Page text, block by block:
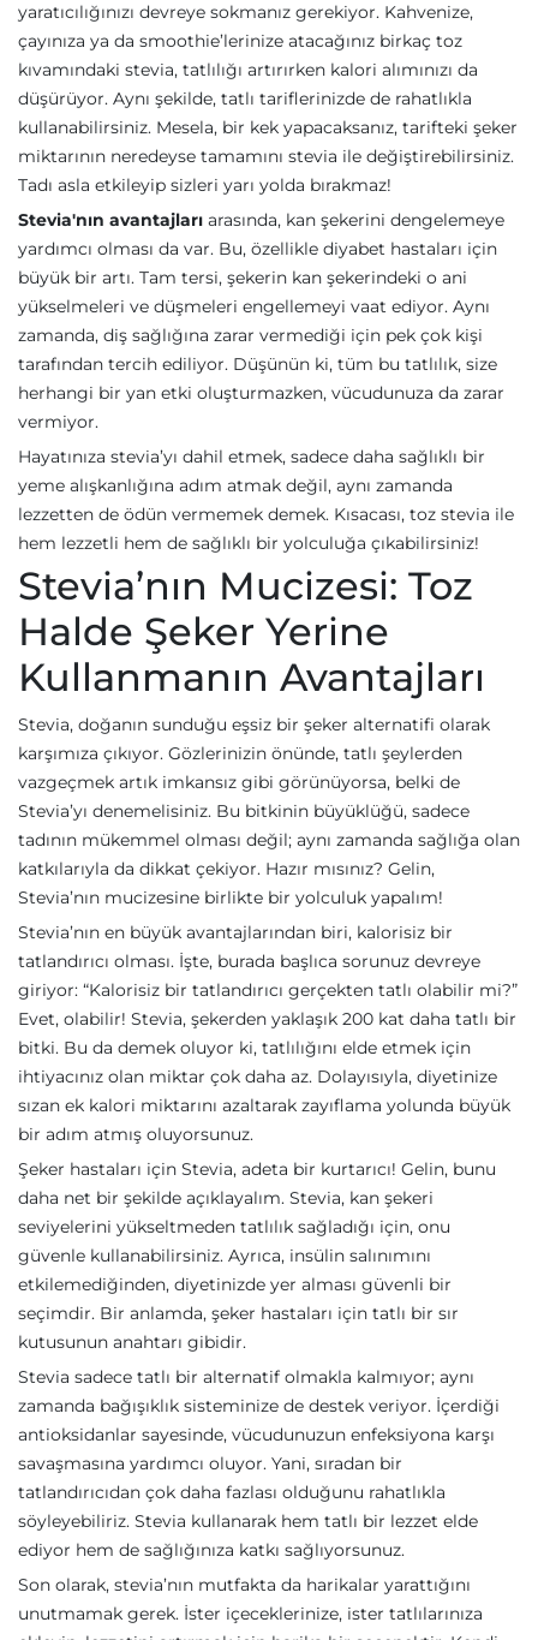
yaratıcılığınızı devreye sokmanız gerekiyor. Kahvenize,
çayınıza ya da smoothie’lerinize atacağınız birkaç toz
kıvamındaki stevia, tatlılığı artırırken kalori alımınızı da
düşürüyor. Aynı şekilde, tatlı tariflerinizde de rahatlıkla
kullanabilirsiniz. Mesela, bir kek yapacaksanız, tarifteki şeker
miktarının neredeyse tamamını stevia ile değiştirebilirsiniz.
Tadı asla etkileyip sizleri yarı yolda bırakmaz!
Stevia'nın avantajları arasında, kan şekerini dengelemeye
yardımcı olması da var. Bu, özellikle diyabet hastaları için
büyük bir artı. Tam tersi, şekerin kan şekerindeki o ani
yükselmeleri ve düşmeleri engellemeyi vaat ediyor. Aynı
zamanda, diş sağlığına zarar vermediği için pek çok kişi
tarafından tercih ediliyor. Düşünün ki, tüm bu tatlılık, size
herhangi bir yan etki oluşturmazken, vücudunuza da zarar
vermiyor.
Hayatınıza stevia’yı dahil etmek, sadece daha sağlıklı bir
yeme alışkanlığına adım atmak değil, aynı zamanda
lezzetten de ödün vermemek demek. Kısacası, toz stevia ile
hem lezzetli hem de sağlıklı bir yolculuğa çıkabilirsiniz!
Stevia’nın Mucizesi: Toz
Halde Şeker Yerine
Kullanmanın Avantajları
Stevia, doğanın sunduğu eşsiz bir şeker alternatifi olarak
karşımıza çıkıyor. Gözlerinizin önünde, tatlı şeylerden
vazgeçmek artık imkansız gibi görünüyorsa, belki de
Stevia’yı denemelisiniz. Bu bitkinin büyüklüğü, sadece
tadının mükemmel olması değil; aynı zamanda sağlığa olan
katkılarıyla da dikkat çekiyor. Hazır mısınız? Gelin,
Stevia’nın mucizesine birlikte bir yolculuk yapalım!
Stevia’nın en büyük avantajlarından biri, kalorisiz bir
tatlandırıcı olması. İşte, burada başlıca sorunuz devreye
giriyor: “Kalorisiz bir tatlandırıcı gerçekten tatlı olabilir mi?”
Evet, olabilir! Stevia, şekerden yaklaşık 200 kat daha tatlı bir
bitki. Bu da demek oluyor ki, tatlılığını elde etmek için
ihtiyacınız olan miktar çok daha az. Dolayısıyla, diyetinize
sızan ek kalori miktarını azaltarak zayıflama yolunda büyük
bir adım atmış oluyorsunuz.
Şeker hastaları için Stevia, adeta bir kurtarıcı! Gelin, bunu
daha net bir şekilde açıklayalım. Stevia, kan şekeri
seviyelerini yükseltmeden tatlılık sağladığı için, onu
güvenle kullanabilirsiniz. Ayrıca, insülin salınımını
etkilemediğinden, diyetinizde yer alması güvenli bir
seçimdir. Bir anlamda, şeker hastaları için tatlı bir sır
kutusunun anahtarı gibidir.
Stevia sadece tatlı bir alternatif olmakla kalmıyor; aynı
zamanda bağışıklık sisteminize de destek veriyor. İçerdiği
antioksidanlar sayesinde, vücudunuzun enfeksiyona karşı
savaşmasına yardımcı oluyor. Yani, sıradan bir
tatlandırıcıdan çok daha fazlası olduğunu rahatlıkla
söyleyebiliriz. Stevia kullanarak hem tatlı bir lezzet elde
ediyor hem de sağlığınıza katkı sağlıyorsunuz.
Son olarak, stevia’nın mutfakta da harikalar yarattığını
unutmamak gerek. İster içeceklerinize, ister tatlılarınıza